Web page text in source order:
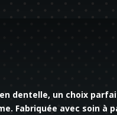
dentelle, un choix
Fabriquée avec soin à